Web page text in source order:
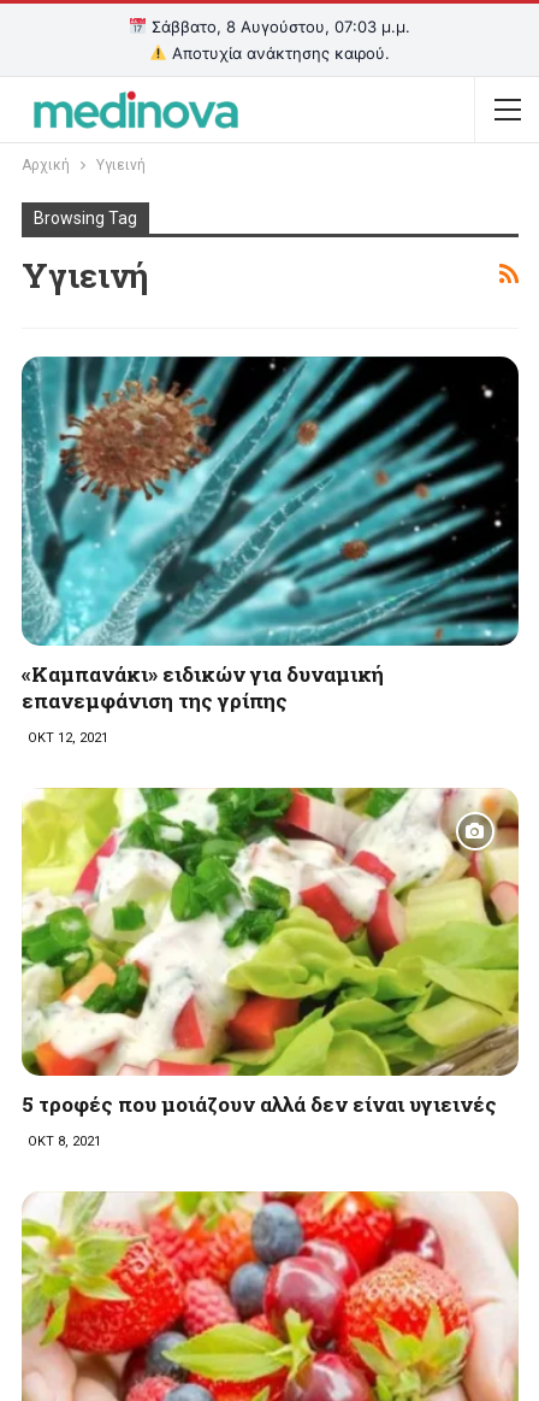
Σάββατο, 8 Αυγούστου, 07:03 μ.μ.
Αποτυχία ανάκτησης καιρού.
Αρχική Υγιεινή
Browsing Tag
Υγιεινή
«Καμπανάκι» ειδικών για δυναμική
επανεμφάνιση της γρίπης
ΟΚΤ 12, 2021
5 τροφές που μοιάζουν αλλά δεν είναι υγιεινές
ΟΚΤ 8, 2021